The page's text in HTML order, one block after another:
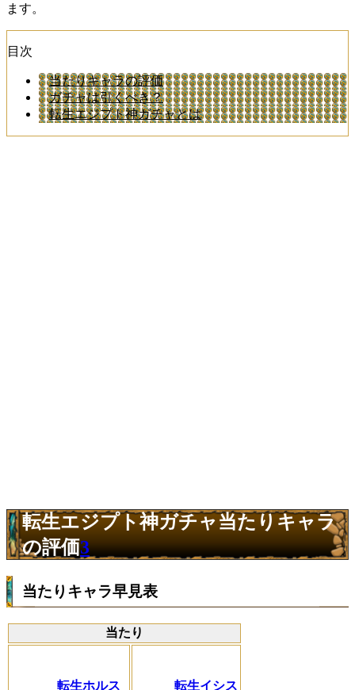
ます。
目次
当たりキャラの評価
ガチャは引くべき？
転生エジプト神ガチャとは
転生エジプト神ガチャ当たりキャラ
の評価3
当たりキャラ早見表
当たり
転生ホルス 転生イシス